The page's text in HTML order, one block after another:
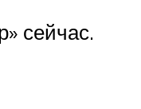
сейчас.